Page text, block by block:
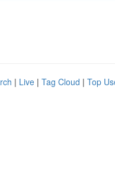
| Live | Tag Cloud | Top